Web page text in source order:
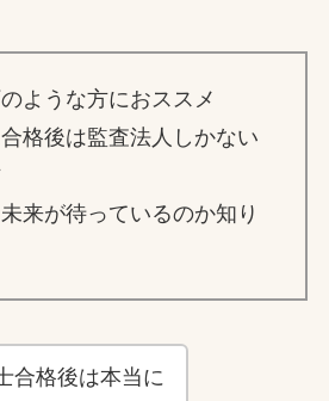
ような方におススメ
格後は監査法人しかない
来が待っているのか知り
合格後は本当に